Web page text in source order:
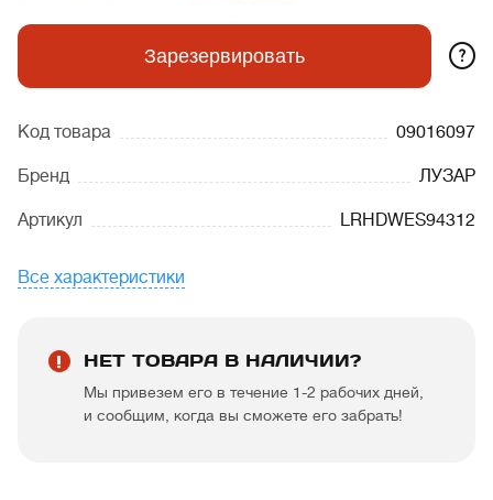
Зарезервировать ?
Код товара 09016097
Бренд ЛУЗАР
Артикул LRHDWES94312
Все характеристики
НЕТ ТОВАРА В НАЛИЧИИ?
Мы привезем его в течение 1-2 рабочих дней,
и сообщим, когда вы сможете его забрать!